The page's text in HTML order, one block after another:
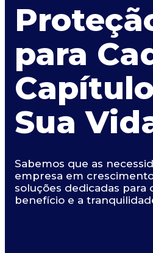
para
Sua
Sabemos que as
empresa em
soluções dedicadas
benefício e a